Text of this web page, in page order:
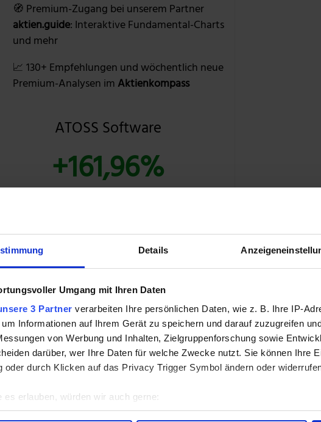
Details
Umgang mit Ihren Daten
3 Partner verarbeiten Ihre persönlichen Daten, wie z. B. Ihre IP-
Informationen auf Ihrem Gerät zu speichern und darauf zuzugreifen
von Werbung und Inhalten, Zielgruppenforschung sowie
darüber, wer Ihre Daten für welche Zwecke nutzt. Sie können Ihre
oder durch Klicken auf das Privacy Trigger Symbol ändern oder
es erlauben, würden wir auch gerne:
über Ihre geografische Lage erfassen, welche bis auf einige
🧭 Premium-Zugang bei unserem Partner
aktien.guide: Interaktive Fundamental-Charts
und mehr
📈 130+ Empfehlungen und wöchentlich neue
Premium-Analysen im Aktienkompass
ATOSS Software
+161,96%
eine Sache, die ich beobachte: Das Wachstum. Innerhalb der
Geschäftsjahres 2023 ist insbesondere das Gross
leicht rückläufig gewesen.Der Umsatz wuchs zwar um ca. 10 %
jedoch primär an einem Faktor gelegen hat: Eine höhere
höhere Gebühren und mehr Service-Erlöse.
von Etsy rein formal noch intakt (wobei die